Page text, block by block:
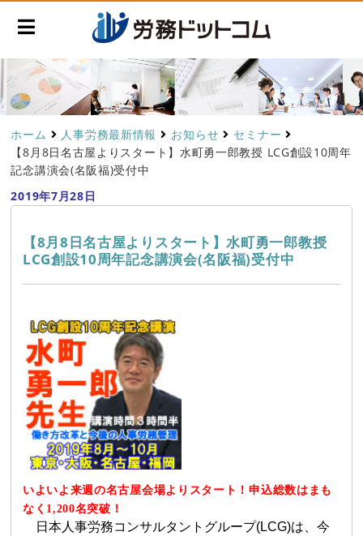
ホーム 人事労務最新情報 お知らせ
セミナー
【8月8日名古屋よりスタート】水町勇一郎教授 LCG創設10周年
記念講演会(名阪福)受付中
2019年7月28日
【8月8日名古屋よりスタート】水町勇一郎教授
LCG創設10周年記念講演会(名阪福)受付中
いよいよ来週の名古屋会場よりスタート！申込総数はまも
なく1,200名突破！
日本人事労務コンサルタントグループ(LCG)は、今